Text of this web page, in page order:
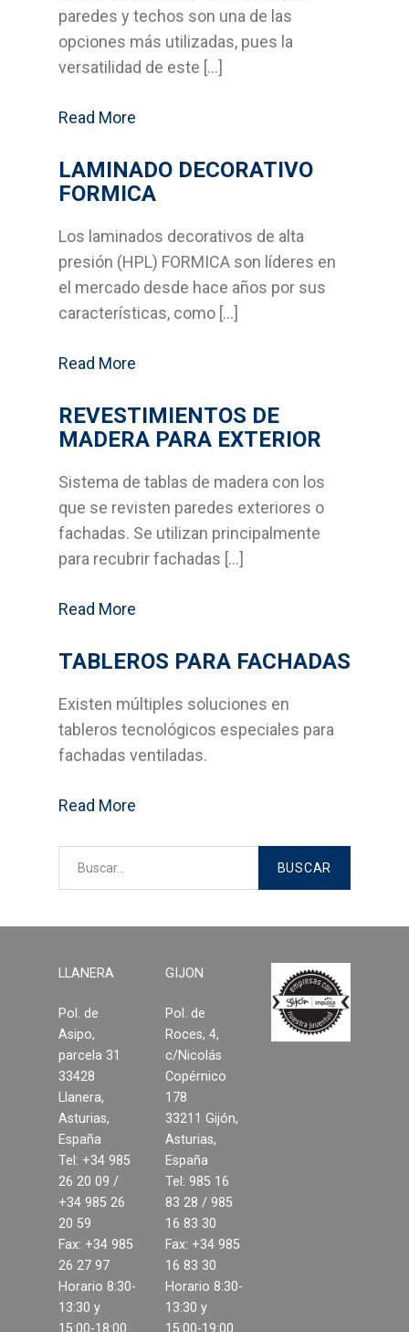
Aplicaciones
Suelos laminados
Soluciones en tableros
Madera para exterior y
jardinería
Estructuras y cubiertas
Compromiso
Medio Ambiente
Desarrollo sostenible
paredes y techos son una de las
opciones más utilizadas, pues la
versatilidad de este […]
Read More
LAMINADO DECORATIVO
FORMICA
Los laminados decorativos de alta
presión (HPL) FORMICA son líderes en
el mercado desde hace años por sus
características, como […]
Read More
REVESTIMIENTOS DE
MADERA PARA EXTERIOR
Sistema de tablas de madera con los
que se revisten paredes exteriores o
fachadas. Se utilizan principalmente
para recubrir fachadas […]
Read More
TABLEROS PARA FACHADAS
Existen múltiples soluciones en
tableros tecnológicos especiales para
fachadas ventiladas.
Read More
LLANERA
Pol. de
Asipo,
parcela 31
33428
Llanera,
Asturias,
España
Tel: +34 985
26 20 09 /
+34 985 26
20 59
Fax: +34 985
26 27 97
Horario 8:30-
13:30 y
GIJON
Pol. de
Roces, 4,
c/Nicolás
Copérnico
178
33211 Gijón,
Asturias,
España
Tel: 985 16
83 28 / 985
16 83 30
Fax: +34 985
16 83 30
Horario 8:30-
13:30 y